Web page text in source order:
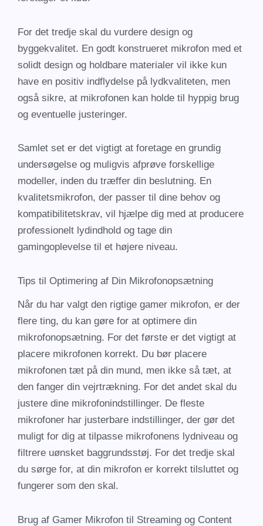
For det tredje skal du vurdere design og
byggekvalitet. En godt konstrueret mikrofon med et
solidt design og holdbare materialer vil ikke kun
have en positiv indflydelse på lydkvaliteten, men
også sikre, at mikrofonen kan holde til hyppig brug
og eventuelle justeringer.
Samlet set er det vigtigt at foretage en grundig
undersøgelse og muligvis afprøve forskellige
modeller, inden du træffer din beslutning. En
kvalitetsmikrofon, der passer til dine behov og
kompatibilitetskrav, vil hjælpe dig med at producere
professionelt lydindhold og tage din
gamingoplevelse til et højere niveau.
Tips til Optimering af Din Mikrofonopsætning
Når du har valgt den rigtige gamer mikrofon, er der
flere ting, du kan gøre for at optimere din
mikrofonopsætning. For det første er det vigtigt at
placere mikrofonen korrekt. Du bør placere
mikrofonen tæt på din mund, men ikke så tæt, at
den fanger din vejrtrækning. For det andet skal du
justere dine mikrofonindstillinger. De fleste
mikrofoner har justerbare indstillinger, der gør det
muligt for dig at tilpasse mikrofonens lydniveau og
filtrere uønsket baggrundsstøj. For det tredje skal
du sørge for, at din mikrofon er korrekt tilsluttet og
fungerer som den skal.
Brug af Gamer Mikrofon til Streaming og Content